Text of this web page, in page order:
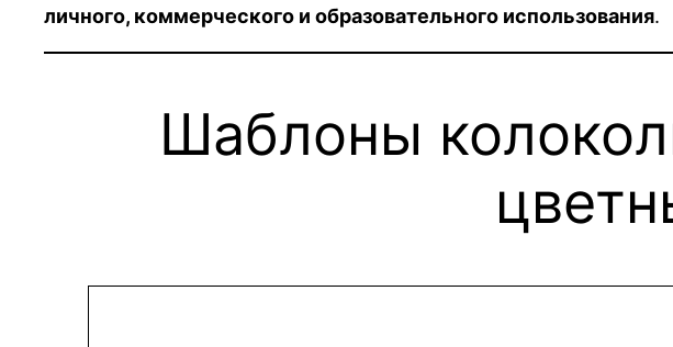
личного, коммерческого и образовательного использования.
Шаблоны